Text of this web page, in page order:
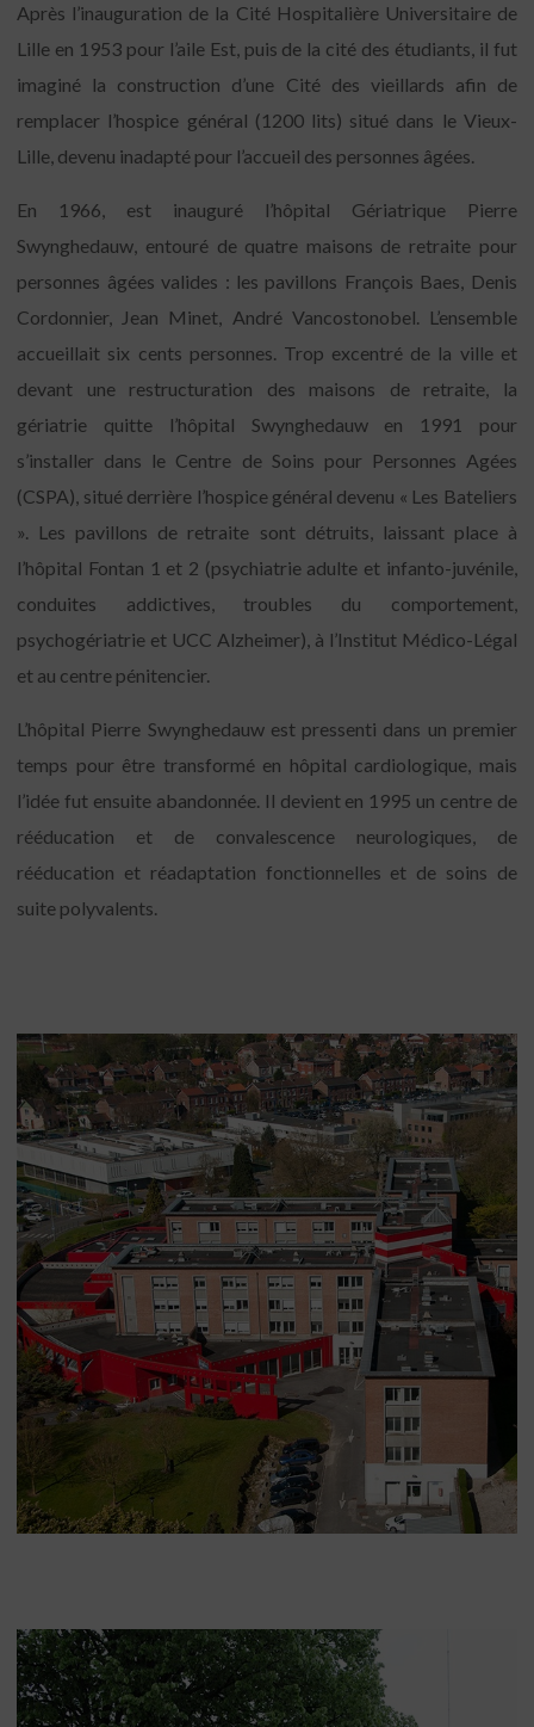
Après l’inauguration de la Cité Hospitalière Universitaire de
Lille en 1953 pour l’aile Est, puis de la cité des étudiants, il fut
imaginé la construction d’une Cité des vieillards afin de
remplacer l’hospice général (1200 lits) situé dans le Vieux-
Lille, devenu inadapté pour l’accueil des personnes âgées.
En 1966, est inauguré l’hôpital Gériatrique Pierre
Swynghedauw, entouré de quatre maisons de retraite pour
personnes âgées valides : les pavillons François Baes, Denis
Cordonnier, Jean Minet, André Vancostonobel. L’ensemble
accueillait six cents personnes. Trop excentré de la ville et
devant une restructuration des maisons de retraite, la
gériatrie quitte l’hôpital Swynghedauw en 1991 pour
s’installer dans le Centre de Soins pour Personnes Agées
(CSPA), situé derrière l’hospice général devenu « Les Bateliers
». Les pavillons de retraite sont détruits, laissant place à
l’hôpital Fontan 1 et 2 (psychiatrie adulte et infanto-juvénile,
conduites addictives, troubles du comportement,
psychogériatrie et UCC Alzheimer), à l’Institut Médico-Légal
et au centre pénitencier.
L’hôpital Pierre Swynghedauw est pressenti dans un premier
temps pour être transformé en hôpital cardiologique, mais
l’idée fut ensuite abandonnée. Il devient en 1995 un centre de
rééducation et de convalescence neurologiques, de
rééducation et réadaptation fonctionnelles et de soins de
suite polyvalents.